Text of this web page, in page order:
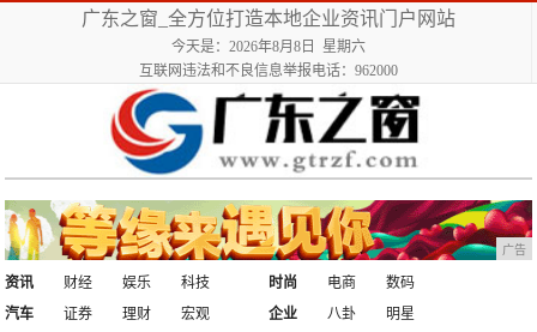
广东之窗_全方位打造本地企业资讯门户网站
今天是：2026年8月8日 星期六
互联网违法和不良信息举报电话：962000
广告
资讯 财经 娱乐
科技
汽车
证券 理财 宏观
时尚 电商
数码
企业
八卦
明星